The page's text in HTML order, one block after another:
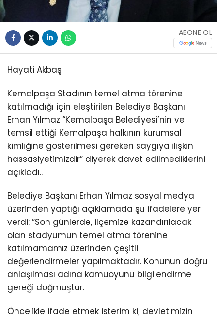
ABONE OL
Hayati Akbaş
Kemalpaşa Stadının temel atma törenine
katılmadığı için eleştirilen Belediye Başkanı
Erhan Yılmaz “Kemalpaşa Belediyesi’nin ve
temsil ettiği Kemalpaşa halkının kurumsal
kimliğine gösterilmesi gereken saygıya ilişkin
hassasiyetimizdir” diyerek davet edilmediklerini
açıkladı..
Belediye Başkanı Erhan Yılmaz sosyal medya
üzerinden yaptığı açıklamada şu ifadelere yer
verdi: ”Son günlerde, ilçemize kazandırılacak
olan stadyumun temel atma törenine
katılmamamız üzerinden çeşitli
değerlendirmeler yapılmaktadır. Konunun doğru
anlaşılması adına kamuoyunu bilgilendirme
gereği doğmuştur.
Öncelikle ifade etmek isterim ki; devletimizin